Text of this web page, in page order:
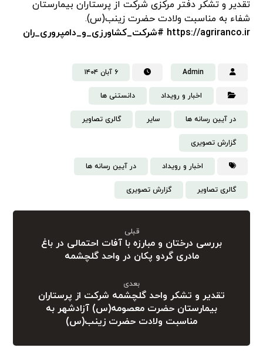
تقدیر و تشکر دفتر مرکزی شرکت از پرستاران بیمارستان
شفاء به مناسبت ولادت حضرت زینب(س).
https://agriranco.ir #شرکت_کشاورزی_و_دامپروری_ران
Admin ۶ آبان ۱۴۰۴
اخبار و رویداد دانستنی‌ ها
در آیین رسانه ها سایر گالری تصاویر
گزارش تصویری
اخبار و رویداد در آیین رسانه ها
گالری تصاویر گزارش تصویری
قبلی
بررسی درختان و مبارزه با آفات احتمالی در باغ
مادری گردو پکان در واحد گلچشمه
بعدی
تقدیر و تشکر واحد گلچشمه شرکت از پرستاران
بیمارستان حضرت معصومه(س) آزادشهر به
مناسبت ولادت حضرت زینب(س)